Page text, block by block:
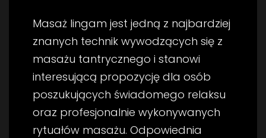
Masaż lingam jest jedną z najbardziej
znanych technik wywodzących się z
masażu tantrycznego i stanowi
interesującą propozycję dla osób
poszukujących świadomego relaksu
oraz profesjonalnie wykonywanych
rytuałów masażu. Odpowiednia